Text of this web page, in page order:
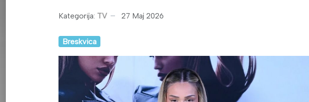
Kategorija: TV 27 Maj 2026
Breskvica